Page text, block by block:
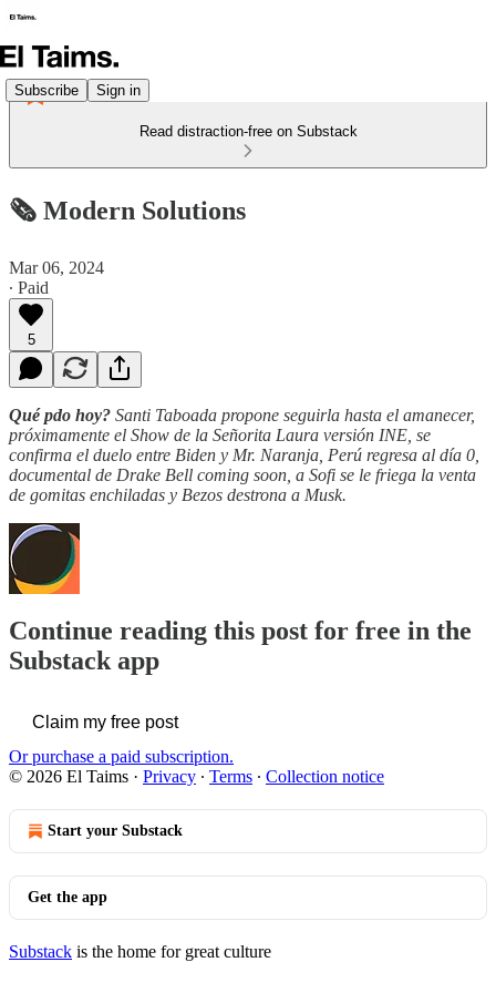
Subscribe Sign in
Read distraction-free on Substack
🗞️ Modern Solutions
Mar 06, 2024
∙ Paid
5
Qué pdo hoy? Santi Taboada propone seguirla hasta el amanecer,
próximamente el Show de la Señorita Laura versión INE, se
confirma el duelo entre Biden y Mr. Naranja, Perú regresa al día 0,
documental de Drake Bell coming soon, a Sofi se le friega la venta
de gomitas enchiladas y Bezos destrona a Musk.
Continue reading this post for free in the
Substack app
Claim my free post
Or purchase a paid subscription.
© 2026 El Taims · Privacy ∙ Terms ∙ Collection notice
Start your Substack
Get the app
Substack is the home for great culture